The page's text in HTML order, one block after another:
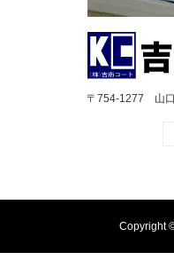
〒754-1277 山口
Copyright